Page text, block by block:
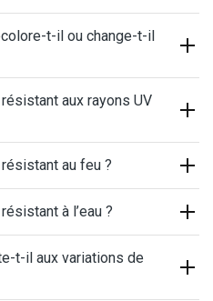
t-il ou change-t-il
aux rayons UV
au feu ?
à l’eau ?
t-il aux variations de